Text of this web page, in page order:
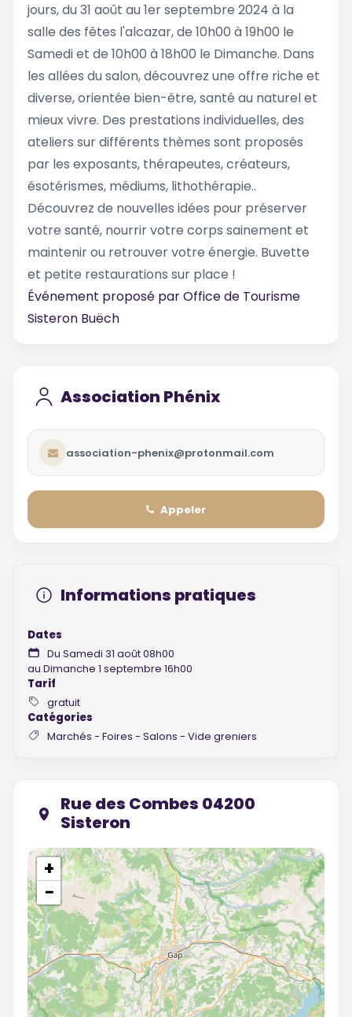
jours, du 31 août au 1er septembre 2024 à la
salle des fêtes l'alcazar, de 10h00 à 19h00 le
Samedi et de 10h00 à 18h00 le Dimanche. Dans
les allées du salon, découvrez une offre riche et
diverse, orientée bien-être, santé au naturel et
mieux vivre. Des prestations individuelles, des
ateliers sur différents thèmes sont proposés
par les exposants, thérapeutes, créateurs,
ésotérismes, médiums, lithothérapie..
Découvrez de nouvelles idées pour préserver
votre santé, nourrir votre corps sainement et
maintenir ou retrouver votre énergie. Buvette
et petite restaurations sur place !
Événement proposé parOffice de Tourisme
Sisteron Buëch
Association Phénix
association-phenix@protonmail.com
Appeler
Informations pratiques
Dates
Du Samedi 31 août 08h00
au Dimanche 1 septembre 16h00
Tarif
gratuit
Catégories
Marchés - Foires - Salons - Vide greniers
Rue des Combes 04200
Sisteron
+
−